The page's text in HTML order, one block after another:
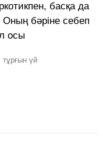
басқа да
бәріне себеп
осы
тұрғын үй